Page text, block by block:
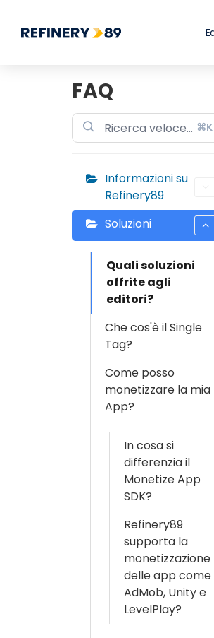
FAQ
⌘K
Informazioni su
Refinery89
Soluzioni
Quali soluzioni
offrite agli
editori?
Che cos'è il Single
Tag?
Come posso
monetizzare la mia
App?
In cosa si
differenzia il
Monetize App
SDK?
Refinery89
supporta la
monetizzazione
delle app come
AdMob, Unity e
LevelPlay?